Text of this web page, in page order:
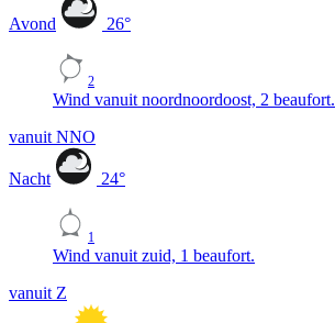
Avond 26°
2
Wind vanuit noordnoordoost, 2 beaufort.
vanuit NNO
Nacht 24°
1
Wind vanuit zuid, 1 beaufort.
vanuit Z